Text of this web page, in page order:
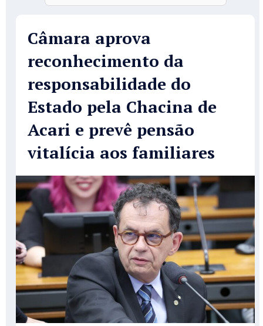
Câmara aprova
reconhecimento da
responsabilidade do
Estado pela Chacina de
Acari e prevê pensão
vitalícia aos familiares